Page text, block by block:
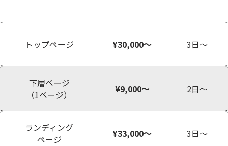
トップページ ¥30,000〜 3日〜
下層ページ
（1ページ）
¥9,000〜 2日〜
ランディング
ページ
¥33,000〜 3日〜